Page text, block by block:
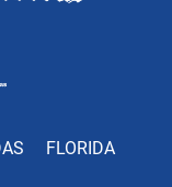
FLORIDA